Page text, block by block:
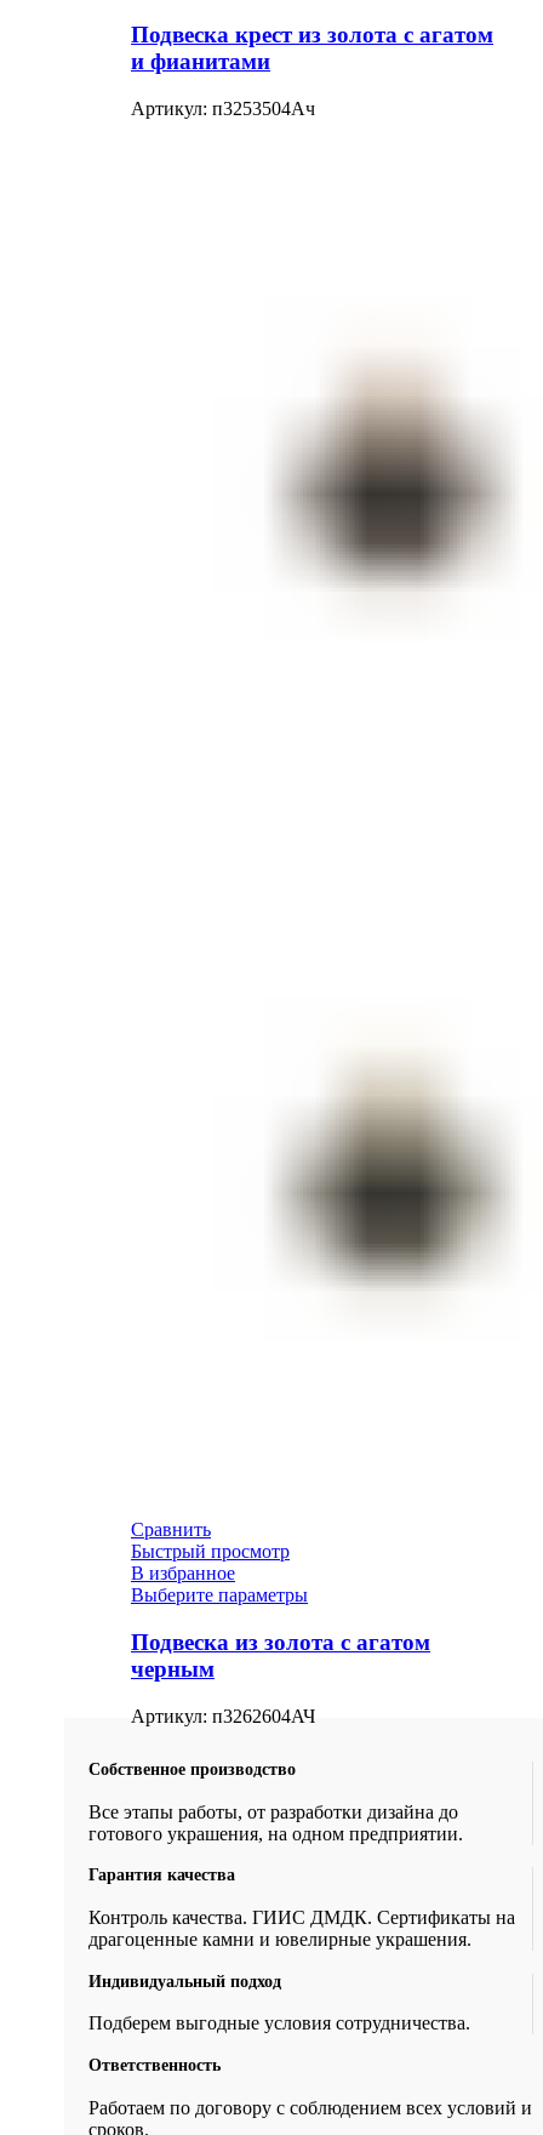
Подвеска крест из золота с агатом
и фианитами
Артикул: п3253504Ач
Сравнить
Быстрый просмотр
В избранное
Выберите параметры
Подвеска из золота с агатом
черным
Артикул: п3262604АЧ
Собственное производство
Все этапы работы, от разработки дизайна до
готового украшения, на одном предприятии.
Гарантия качества
Контроль качества. ГИИС ДМДК. Сертификаты на
драгоценные камни и ювелирные украшения.
Индивидуальный подход
Подберем выгодные условия сотрудничества.
Ответственность
Работаем по договору с соблюдением всех условий и
сроков.